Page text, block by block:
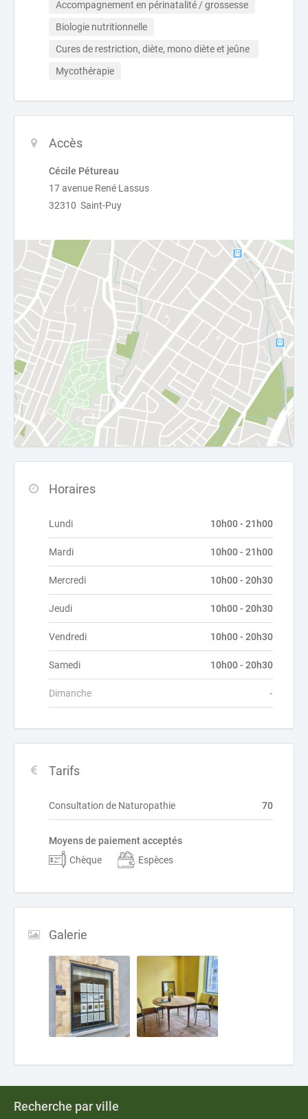
Accompagnement en périnatalité / grossesse
Biologie nutritionnelle
Cures de restriction, diète, mono diète et jeûne
Mycothérapie
Accès
Cécile Pétureau
17 avenue René Lassus
32310 Saint-Puy
Horaires
Lundi 10h00 - 21h00
Mardi 10h00 - 21h00
Mercredi 10h00 - 20h30
Jeudi 10h00 - 20h30
Vendredi 10h00 - 20h30
Samedi 10h00 - 20h30
Dimanche -
Tarifs
Consultation de Naturopathie 70
Moyens de paiement acceptés
Chèque
Espèces
Galerie
Recherche par ville